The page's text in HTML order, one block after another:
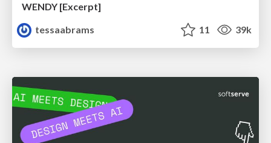
WENDY [Excerpt]
tessaabrams
11 39k